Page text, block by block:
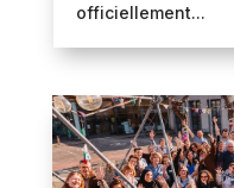
officiellement...